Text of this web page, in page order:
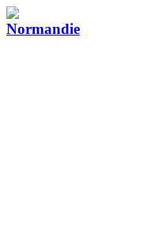
Normandie